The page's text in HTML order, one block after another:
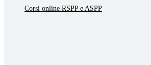
Corsi online RSPP e ASPP